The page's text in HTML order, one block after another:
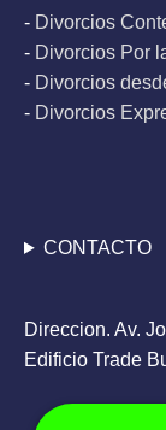
- Divorcios
- Divorcios Por
- Divorcios
- Divorcios
CONTACTO
Direccion. Av.
Edificio Trade